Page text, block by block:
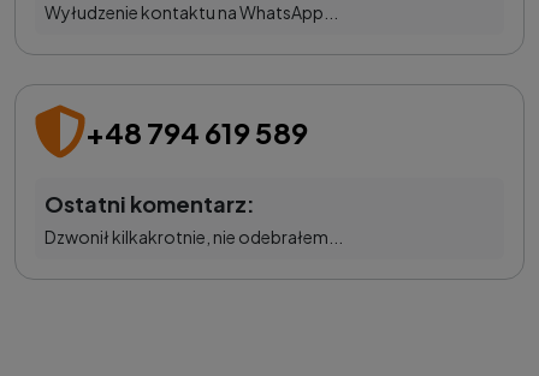
Wyłudzenie kontaktu na WhatsApp...
+48 794 619 589
Ostatni komentarz:
Dzwonił kilkakrotnie, nie odebrałem...